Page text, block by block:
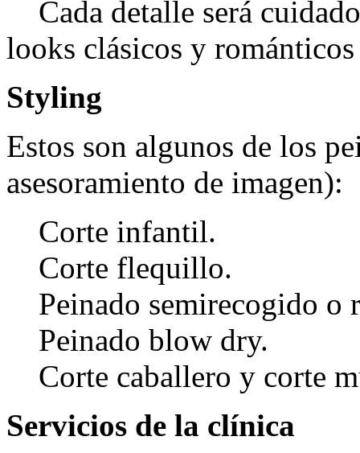
Cada detalle será
looks clásicos y
Styling
Estos son algunos de los
asesoramiento de imagen):
Corte infantil.
Corte flequillo.
Peinado semirecogido o
Peinado blow dry.
Corte caballero y corte
Servicios de la clínica